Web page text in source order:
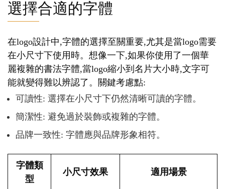
選擇合適的字體
在logo設計中,字體的選擇至關重要,尤其是當logo需要
在小尺寸下使用時。想像一下,如果你使用了一個華
麗複雜的書法字體,當logo縮小到名片大小時,文字可
能就變得難以辨認了。關鍵考慮點:
可讀性: 選擇在小尺寸下仍然清晰可讀的字體。
簡潔性: 避免過於裝飾或複雜的字體。
品牌一致性: 字體應與品牌形象相符。
字體類
型
小尺寸效果 適用場景